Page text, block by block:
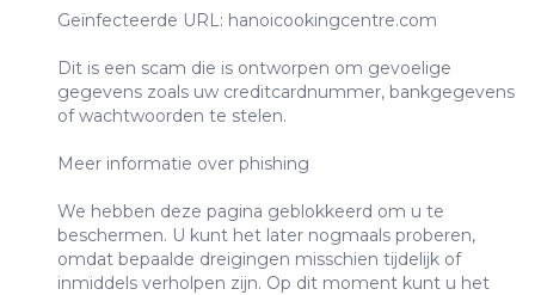
Geïnfecteerde URL: hanoicookingcentre.com
Dit is een scam die is ontworpen om gevoelige
gegevens zoals uw creditcardnummer, bankgegevens
of wachtwoorden te stelen.
Meer informatie over phishing
We hebben deze pagina geblokkeerd om u te
beschermen. U kunt het later nogmaals proberen,
omdat bepaalde dreigingen misschien tijdelijk of
inmiddels verholpen zijn. Op dit moment kunt u het